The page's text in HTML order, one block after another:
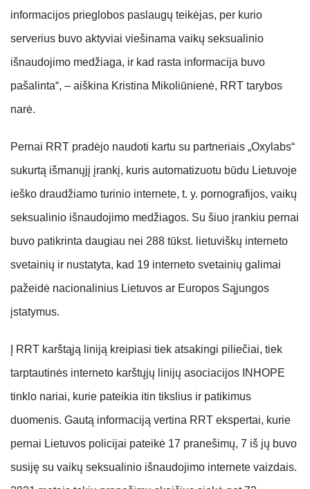
informacijos prieglobos paslaugų teikėjas, per kurio
serverius buvo aktyviai viešinama vaikų seksualinio
išnaudojimo medžiaga, ir kad rasta informacija buvo
pašalinta“, – aiškina Kristina Mikoliūnienė, RRT tarybos
narė.
Pernai RRT pradėjo naudoti kartu su partneriais „Oxylabs“
sukurtą išmanųjį įrankį, kuris automatizuotu būdu Lietuvoje
ieško draudžiamo turinio internete, t. y. pornografijos, vaikų
seksualinio išnaudojimo medžiagos. Su šiuo įrankiu pernai
buvo patikrinta daugiau nei 288 tūkst. lietuviškų interneto
svetainių ir nustatyta, kad 19 interneto svetainių galimai
pažeidė nacionalinius Lietuvos ar Europos Sąjungos
įstatymus.
Į RRT karštąją liniją kreipiasi tiek atsakingi piliečiai, tiek
tarptautinės interneto karštųjų linijų asociacijos INHOPE
tinklo nariai, kurie pateikia itin tikslius ir patikimus
duomenis. Gautą informaciją vertina RRT ekspertai, kurie
pernai Lietuvos policijai pateikė 17 pranešimų, 7 iš jų buvo
susiję su vaikų seksualinio išnaudojimo internete vaizdais.